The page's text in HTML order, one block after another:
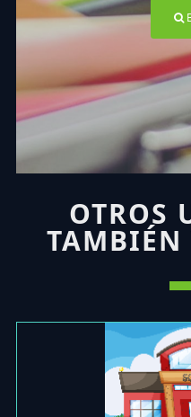
OTROS
TAMBIÉN